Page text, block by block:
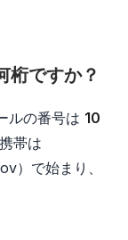
桁ですか？
ルの番号は 10
帯は
）で始まり、